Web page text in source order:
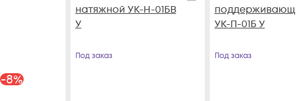
-8%
натяжной УК-Н-01БВ
У
Под заказ
УК-П-01Б У
Под заказ